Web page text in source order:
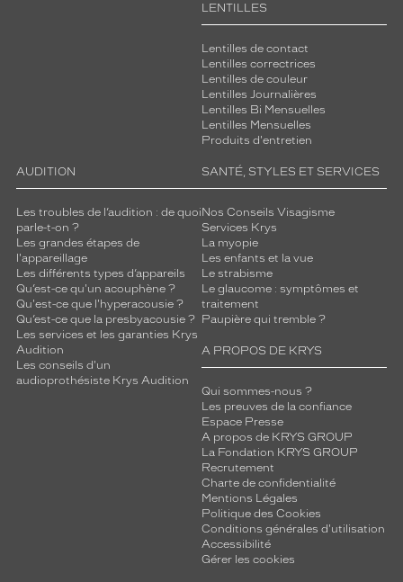
LENTILLES
Lentilles de contact
Lentilles correctrices
Lentilles de couleur
Lentilles Journalières
Lentilles Bi Mensuelles
Lentilles Mensuelles
Produits d'entretien
AUDITION
Les troubles de l’audition : de quoi
parle-t-on ?
Les grandes étapes de
l'appareillage
Les différents types d’appareils
Qu’est-ce qu'un acouphène ?
Qu'est-ce que l'hyperacousie ?
Qu’est-ce que la presbyacousie ?
Les services et les garanties Krys
Audition
Les conseils d'un
audioprothésiste Krys Audition
SANTÉ, STYLES ET SERVICES
Nos Conseils Visagisme
Services Krys
La myopie
Les enfants et la vue
Le strabisme
Le glaucome : symptômes et
traitement
Paupière qui tremble ?
A PROPOS DE KRYS
Qui sommes-nous ?
Les preuves de la confiance
Espace Presse
A propos de KRYS GROUP
La Fondation KRYS GROUP
Recrutement
Charte de confidentialité
Mentions Légales
Politique des Cookies
Conditions générales d'utilisation
Accessibilité
Gérer les cookies